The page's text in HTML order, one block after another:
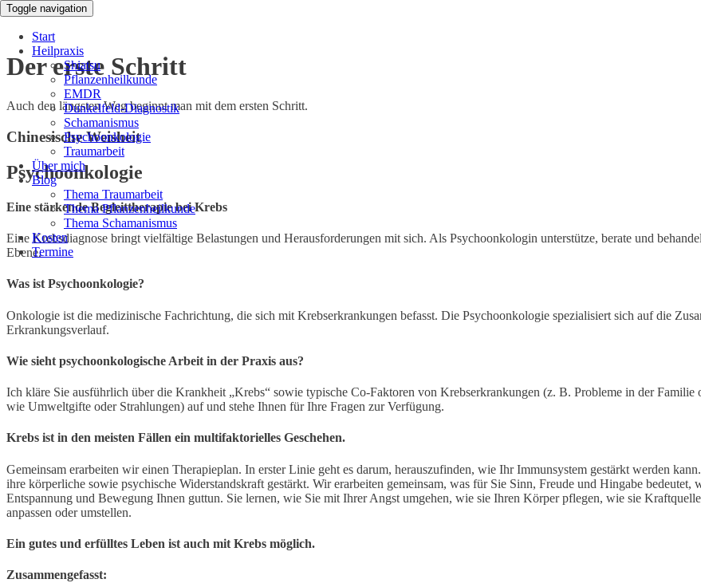
Toggle navigation
Start
Heilpraxis
Shiatsu
Pflanzenheilkunde
EMDR
Dunkelfeld-Diagnostik
Schamanismus
Psychoonkologie
Traumarbeit
Über mich
Blog
Thema Traumarbeit
Thema Pflanzenheilkunde
Thema Schamanismus
Kosten
Termine
Der erste Schritt
Auch den längsten Weg beginnt man mit dem ersten Schritt.
Chinesische Weisheit
Psychoonkologie
Eine stärkende Begleittherapie bei Krebs
Eine Krebsdiagnose bringt vielfältige Belastungen und Herausforderungen mit sich. Als Psychoonkologin unterstütze, berate und
Ebene.
Was ist Psychoonkologie?
Onkologie ist die medizinische Fachrichtung, die sich mit Krebserkrankungen befasst. Die Psychoonkologie spezialisiert sich auf die
Erkrankungsverlauf.
Wie sieht psychoonkologische Arbeit in der Praxis aus?
Ich kläre Sie ausführlich über die Krankheit „Krebs“ sowie typische Co-Faktoren von Krebserkrankungen (z. B. Probleme in der
wie Umweltgifte oder Strahlungen) auf und stehe Ihnen für Ihre Fragen zur Verfügung.
Krebs ist in den meisten Fällen ein multifaktorielles Geschehen.
Gemeinsam erarbeiten wir einen Therapieplan. In erster Linie geht es darum, herauszufinden, wie Ihr Immunsystem gestärkt werden
ihre körperliche sowie psychische Widerstandskraft gestärkt. Wir erarbeiten gemeinsam, was für Sie Sinn, Freude und Hingabe
Entspannung und Bewegung Ihnen guttun. Sie lernen, wie Sie mit Ihrer Angst umgehen, wie sie Ihren Körper pflegen, wie sie
anpassen oder umstellen.
Ein gutes und erfülltes Leben ist auch mit Krebs möglich.
Zusammengefasst: